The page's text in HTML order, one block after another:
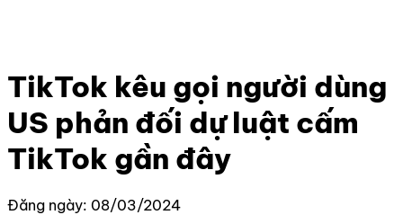
TikTok kêu gọi người dùng
US phản đối dự luật cấm
TikTok gần đây
Đăng ngày: 08/03/2024